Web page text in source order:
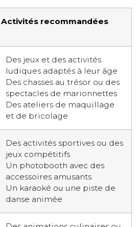
Activités recommandées
Des jeux et des activités
ludiques adaptés à leur âge
Des chasses au trésor ou des
spectacles de marionnettes
Des ateliers de maquillage
et de bricolage
Des activités sportives ou des
jeux compétitifs
Un photobooth avec des
accessoires amusants
Un karaoké ou une piste de
danse animée